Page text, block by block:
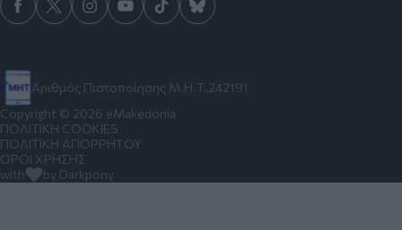
Αριθμός Πιστοποίησης Μ.Η.Τ.242191
Copyright © 2026 eMakedonia
ΠΟΛΙΤΙΚΗ COOKIES
ΠΟΛΙΤΙΚΗ ΑΠΟΡΡΗΤΟΥ
ΟΡΟΙ ΧΡΗΣΗΣ
with
by Darkpony